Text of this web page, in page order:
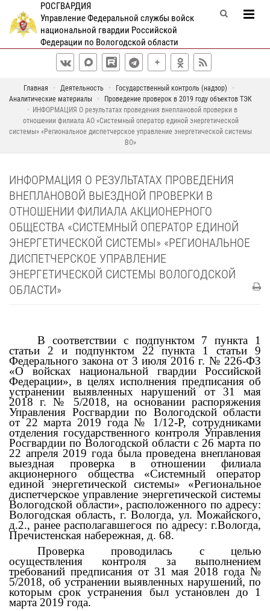
РОСГВАРДИЯ
Управление Федеральной службы войск
национальной гвардии Российской
Федерации по Вологодской области
Главная Деятельность
Государственный контроль (надзор)
Аналитические материалы
Проведение проверок в 2019 году объектов ТЭК
ИНФОРМАЦИЯ О результатах проведения внеплановой проверки в
отношении филиала АО «Системный оператор единой энергетической
системы» «Региональное диспетчерское управление энергетической системы
ВО»
ИНФОРМАЦИЯ О РЕЗУЛЬТАТАХ ПРОВЕДЕНИЯ
ВНЕПЛАНОВОЙ ВЫЕЗДНОЙ ПРОВЕРКИ В
ОТНОШЕНИИ ФИЛИАЛА АКЦИОНЕРНОГО
ОБЩЕСТВА «СИСТЕМНЫЙ ОПЕРАТОР ЕДИНОЙ
ЭНЕРГЕТИЧЕСКОЙ СИСТЕМЫ» «РЕГИОНАЛЬНОЕ
ДИСПЕТЧЕРСКОЕ УПРАВЛЕНИЕ
ЭНЕРГЕТИЧЕСКОЙ СИСТЕМЫ ВОЛОГОДСКОЙ
ОБЛАСТИ»
В соответствии с подпунктом 7 пункта 1
статьи 2 и подпунктом 22 пункта 1 статьи 9
Федерального закона от 3 июля 2016 г. № 226-ФЗ
«О войсках национальной гвардии Российской
Федерации», в целях исполнения предписания об
устранении выявленных нарушений от 31 мая
2018 г. № 5/2018, на основании распоряжения
Управления Росгвардии по Вологодской области
от 22 марта 2019 года № 1/12-Р, сотрудниками
отделения государственного контроля Управления
Росгвардии по Вологодской области с 26 марта по
22 апреля 2019 года была проведена внеплановая
выездная проверка в отношении филиала
акционерного общества «Системный оператор
единой энергетической системы» «Региональное
диспетчерское управление энергетической системы
Вологодской области», расположенного по адресу:
Вологодская область, г. Вологда, ул. Можайского,
д.2., ранее располагавшегося по адресу: г.Вологда,
Пречистенская набережная, д. 68.
Проверка проводилась с целью
осуществления контроля за выполнением
требований предписания от 31 мая 2018 года №
5/2018, об устранении выявленных нарушений, по
которым срок устранения был установлен до 1
марта 2019 года.